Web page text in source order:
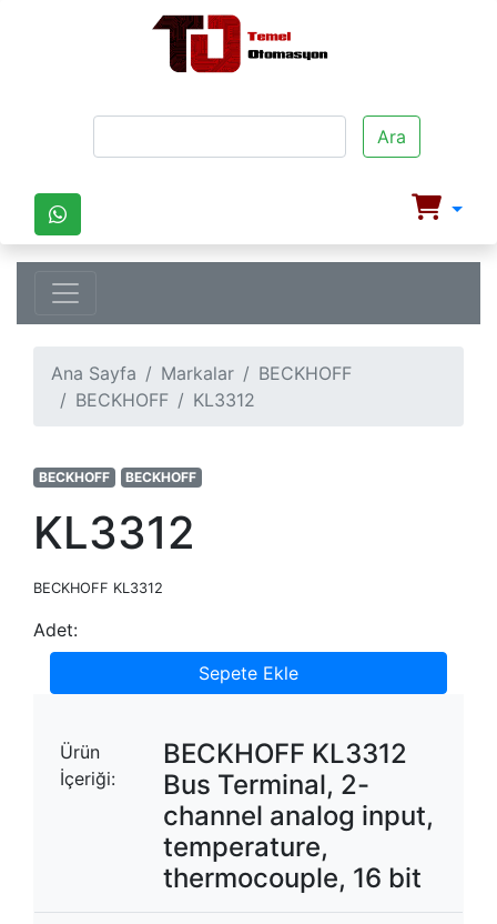
Ara
Ana Sayfa Markalar
BECKHOFF
BECKHOFF
KL3312
BECKHOFF BECKHOFF
KL3312
BECKHOFF KL3312
Adet:
Sepete Ekle
Ürün
İçeriği:
BECKHOFF KL3312
Bus Terminal, 2-
channel analog input,
temperature,
thermocouple, 16 bit